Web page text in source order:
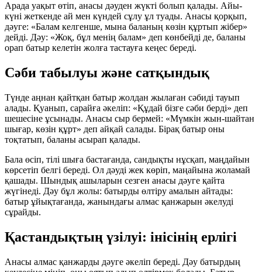
Арада уақыт өтіп, анасы дәуден жүкті болып қалады. Айы-
күні жеткенде ай мен күндей сұлу ұл туады. Анасы қорқып,
дәуге: «Балам келгенше, мына баланың көзін құртып жібер»
дейді. Дәу: «Жоқ, бұл менің балам» деп көнбейді де, баланы
орап батыр келетін жолға тастауға кеңес береді.
Сәби табылуы және сатқындық
Түнде аңнан қайтқан батыр жолдан жылаған сәбиді тауып
алады. Қуанып, сарайға әкеліп: «Құдай бізге сәби берді» деп
шешесіне ұсынады. Анасы сыр бермей: «Мүмкін жын-шайтан
шығар, көзін құрт» деп айқай салады. Бірақ батыр оны
тоқтатып, баланы асырап қалады.
Бала өсіп, тілі шыға бастағанда, сандықты нұсқап, маңдайын
көрсетіп белгі береді. Ол дәуді жек көріп, маңайына жоламай
қашады. Шындық ашыларын сезген анасы дәуге қайта
жүгінеді. Дәу бұл жолы: батырды өлтіру амалын айтады:
батыр ұйықтағанда, жанындағы алмас қанжарын әкелуді
сұрайды.
Қастандықтың үзілуі: інісінің ерлігі
Анасы алмас қанжарды дәуге әкеліп береді. Дәу батырдың